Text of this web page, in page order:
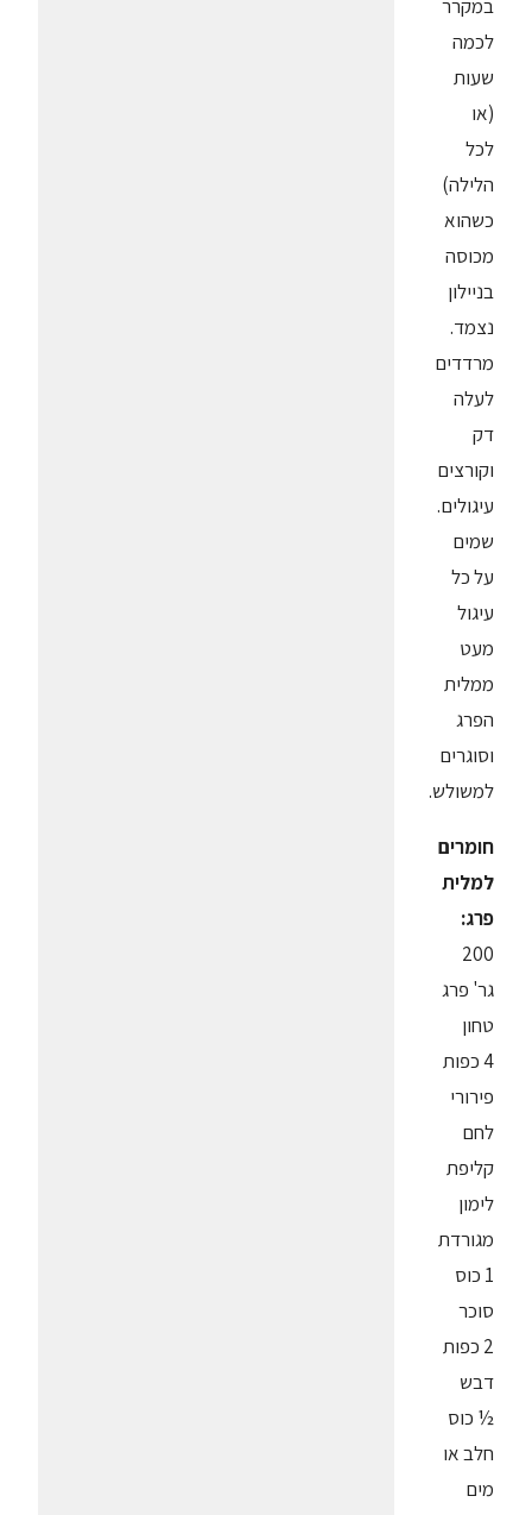
במקרר
לכמה
שעות
(או
לכל
הלילה)
כשהוא
מכוסה
בניילון
נצמד.
מרדדים
לעלה
דק
וקורצים
עיגולים.
שמים
על כל
עיגול
מעט
ממלית
הפרג
וסוגרים
למשולש.
חומרים
למלית
פרג:
200
גר' פרג
טחון
4 כפות
פירורי
לחם
קליפת
לימון
מגורדת
1 כוס
סוכר
2 כפות
דבש
½ כוס
חלב או
מים